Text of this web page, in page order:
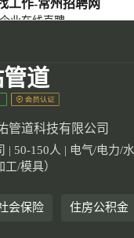
业在线直聘
道
管道科技有限公司
| 50-150人 | 电气/电力/
工/模具）
会保险 住房公积金